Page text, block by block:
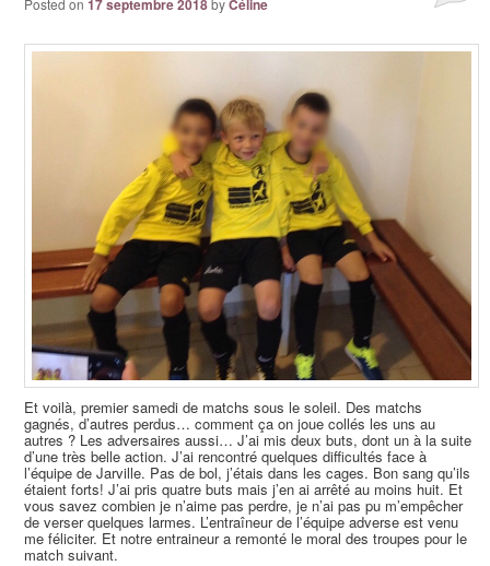
Posted on17 septembre 2018 byCéline
Et voilà, premier samedi de matchs sous le soleil. Des matchs
gagnés, d’autres perdus… comment ça on joue collés les uns au
autres ? Les adversaires aussi… J’ai mis deux buts, dont un à la suite
d’une très belle action. J’ai rencontré quelques difficultés face à
l’équipe de Jarville. Pas de bol, j’étais dans les cages. Bon sang qu’ils
étaient forts! J’ai pris quatre buts mais j’en ai arrêté au moins huit. Et
vous savez combien je n’aime pas perdre, je n’ai pas pu m’empêcher
de verser quelques larmes. L’entraîneur de l’équipe adverse est venu
me féliciter. Et notre entraineur a remonté le moral des troupes pour le
match suivant.